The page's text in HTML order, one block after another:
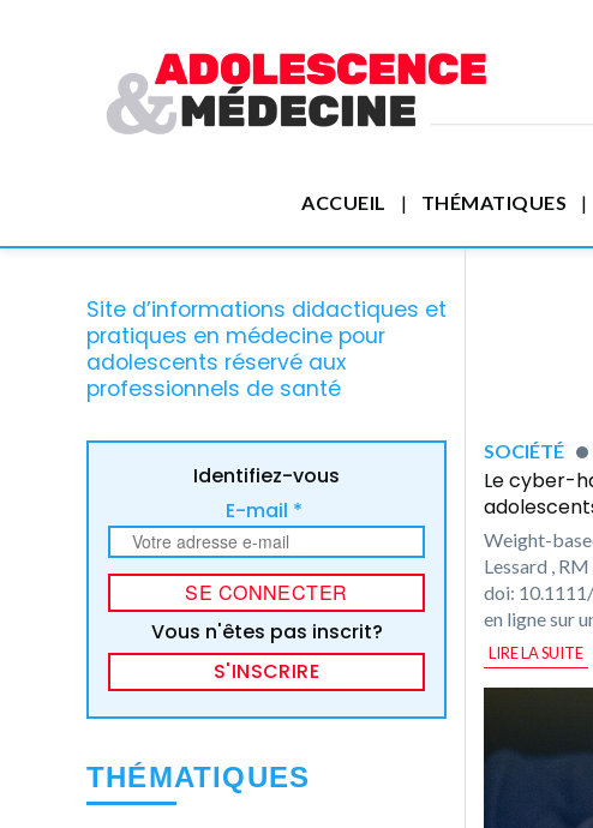
ACCUEIL THÉMATIQUES
Site d’informations didactiques et
pratiques en médecine pour
adolescents réservé aux
professionnels de santé
Identifiez-vous
E-mail *
Vous n'êtes pas inscrit?
S'INSCRIRE
THÉMATIQUES
SOCIÉTÉ
Le cyber-
Weight-
Lessard ,
doi:
en ligne sur
LIRE LA SUITE